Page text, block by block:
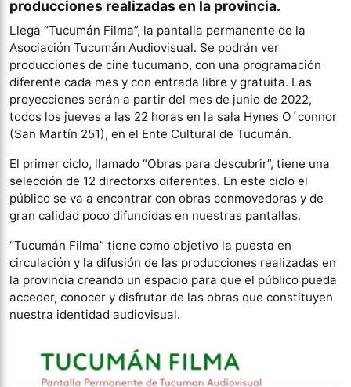
producciones realizadas en la provincia.
Llega “Tucumán Filma”, la pantalla permanente de la
Asociación Tucumán Audiovisual. Se podrán ver
producciones de cine tucumano, con una programación
diferente cada mes y con entrada libre y gratuita. Las
proyecciones serán a partir del mes de junio de 2022,
todos los jueves a las 22 horas en la sala Hynes O´connor
(San Martín 251), en el Ente Cultural de Tucumán.
El primer ciclo, llamado “Obras para descubrir”, tiene una
selección de 12 directorxs diferentes. En este ciclo el
público se va a encontrar con obras conmovedoras y de
gran calidad poco difundidas en nuestras pantallas.
“Tucumán Filma” tiene como objetivo la puesta en
circulación y la difusión de las producciones realizadas en
la provincia creando un espacio para que el público pueda
acceder, conocer y disfrutar de las obras que constituyen
nuestra identidad audiovisual.